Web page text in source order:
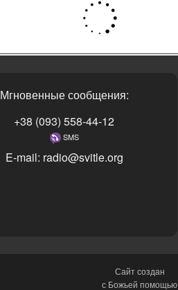
Мгновенные сообщения:
+38 (093) 558-44-12
SMS
E-mail: radio@svitle.org
Сайт создан
с Божьей помощью